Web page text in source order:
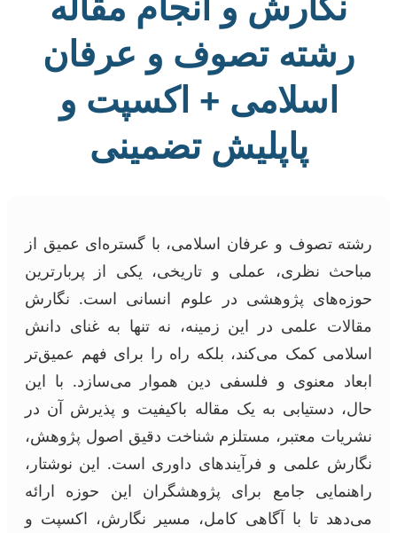
نگارش و انجام مقاله
رشته تصوف و عرفان
اسلامی + اکسپت و
پاپلیش تضمینی
رشته تصوف و عرفان اسلامی، با گستره‌ای عمیق از
مباحث نظری، عملی و تاریخی، یکی از پربارترین
حوزه‌های پژوهشی در علوم انسانی است. نگارش
مقالات علمی در این زمینه، نه تنها به غنای دانش
اسلامی کمک می‌کند، بلکه راه را برای فهم عمیق‌تر
ابعاد معنوی و فلسفی دین هموار می‌سازد. با این
حال، دستیابی به یک مقاله باکیفیت و پذیرش آن در
نشریات معتبر، مستلزم شناخت دقیق اصول پژوهش،
نگارش علمی و فرآیندهای داوری است. این نوشتار،
راهنمایی جامع برای پژوهشگران این حوزه ارائه
می‌دهد تا با آگاهی کامل، مسیر نگارش، اکسپت و